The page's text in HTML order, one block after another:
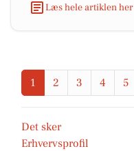
Læs hele artiklen her
1 2 3 4 5
Det sker
Erhvervsprofil